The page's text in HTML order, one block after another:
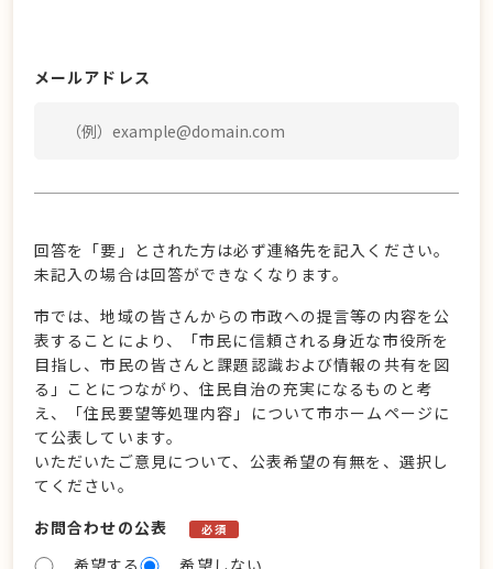
メールアドレス
回答を「要」とされた方は必ず連絡先を記入ください。
未記入の場合は回答ができなくなります。
市では、地域の皆さんからの市政への提言等の内容を公
表することにより、「市民に信頼される身近な市役所を
目指し、市民の皆さんと課題認識および情報の共有を図
る」ことにつながり、住民自治の充実になるものと考
え、「住民要望等処理内容」について市ホームページに
て公表しています。
いただいたご意見について、公表希望の有無を、選択し
てください。
お問合わせの公表
必須
希望する 希望しない